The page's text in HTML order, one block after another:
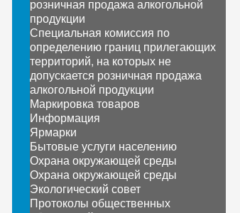
розничная продажа алкогольной
продукции
Специальная комиссия по
определению границ прилегающих
территорий, на которых не
допускается розничная продажа
алкогольной продукции
Маркировка товаров
Информация
Ярмарки
Бытовые услуги населению
Охрана окружающей среды
Охрана окружающей среды
Экологический совет
Протоколы общественных